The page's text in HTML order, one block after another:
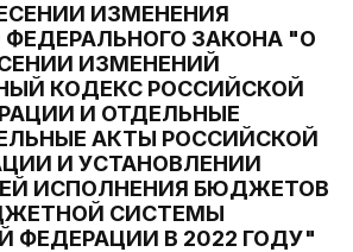
ИЗМЕНЕНИЯ
ФЕДЕРАЛЬНОГО ЗАКОНА "О
ИЗМЕНЕНИЙ
КОДЕКС РОССИЙСКОЙ
И ОТДЕЛЬНЫЕ
АКТЫ РОССИЙСКОЙ
И УСТАНОВЛЕНИИ
ИСПОЛНЕНИЯ БЮДЖЕТОВ
СИСТЕМЫ
ФЕДЕРАЦИИ В 2022 ГОДУ"